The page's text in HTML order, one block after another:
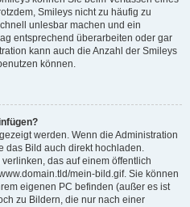
Smileys nicht zu häufig zu
unlesbar machen und ein
entsprechend überarbeiten oder gar
kann auch die Anzahl der Smileys
können.
werden. Wenn die Administration
das Bild auch direkt hochladen.
das auf einem öffentlich
mein-bild.gif. Sie können
eigenen PC befinden (außer es ist
zu Bildern, die nur nach einer